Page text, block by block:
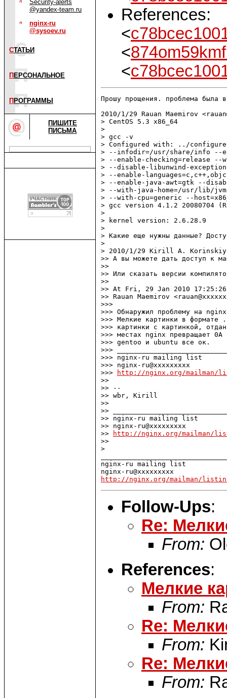
Security-alerts
@yandex-team.ru
nginx-ru
@sysoev.ru
СТАТЬИ
П ЕРСОНАЛЬНОЕ
П РОГРАММЫ
ПИШИТЕ
ПИСЬМА
References:
<
<
<
Прошу прощения. проблема
2010/1/29 Rauan Maemirov
> CentOS 5.3 x86_64
>
> gcc -v
> Configured with: ../
> --infodir=/usr/share/info --
> --enable-checking=release
> --disable-libunwind-
> --enable-
> --enable-java-awt=gtk --
> --with-java-home=/usr/lib/
> --with-cpu=generic --
> gcc version 4.1.2 20080704
>
> kernel version: 2.6.28.9
>
> Какие еще нужны данные?
>
> 2010/1/29 Kirill A. Korinskiy
>> А вы можете дать доступ к
>>
>> Или сказать версии
>>
>> At Fri, 29 Jan 2010 17:25:26
>> Rauan Maemirov
>>>
>>> Обнаружил проблему на
>>> Мелкие картинки в формате
>>> картинки с картинкой,
>>> местах nginx превращает
>>> gentoo и ubuntu все ок.
>>>
>>> nginx-ru mailing list
>>> nginx-ru@xxxxxxxxx
>>>
http://nginx.org/mailman/
>>
>> --
>> wbr, Kirill
>>
>>
>> nginx-ru mailing list
>> nginx-ru@xxxxxxxxx
>>
http://nginx.org/mailman/
>>
>
nginx-ru mailing list
http://nginx.org/mailman/
Follow-Ups:
Re:
From:
References:
Мелкие
From:
Re:
From:
Re:
From: